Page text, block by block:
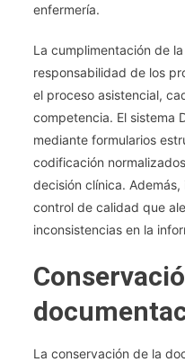
enfermería.
La cumplimentación de
responsabilidad de los
el proceso asistencial,
competencia. El sistema
mediante formularios
codificación
decisión clínica.
control de calidad que
inconsistencias en la
La conservación de la